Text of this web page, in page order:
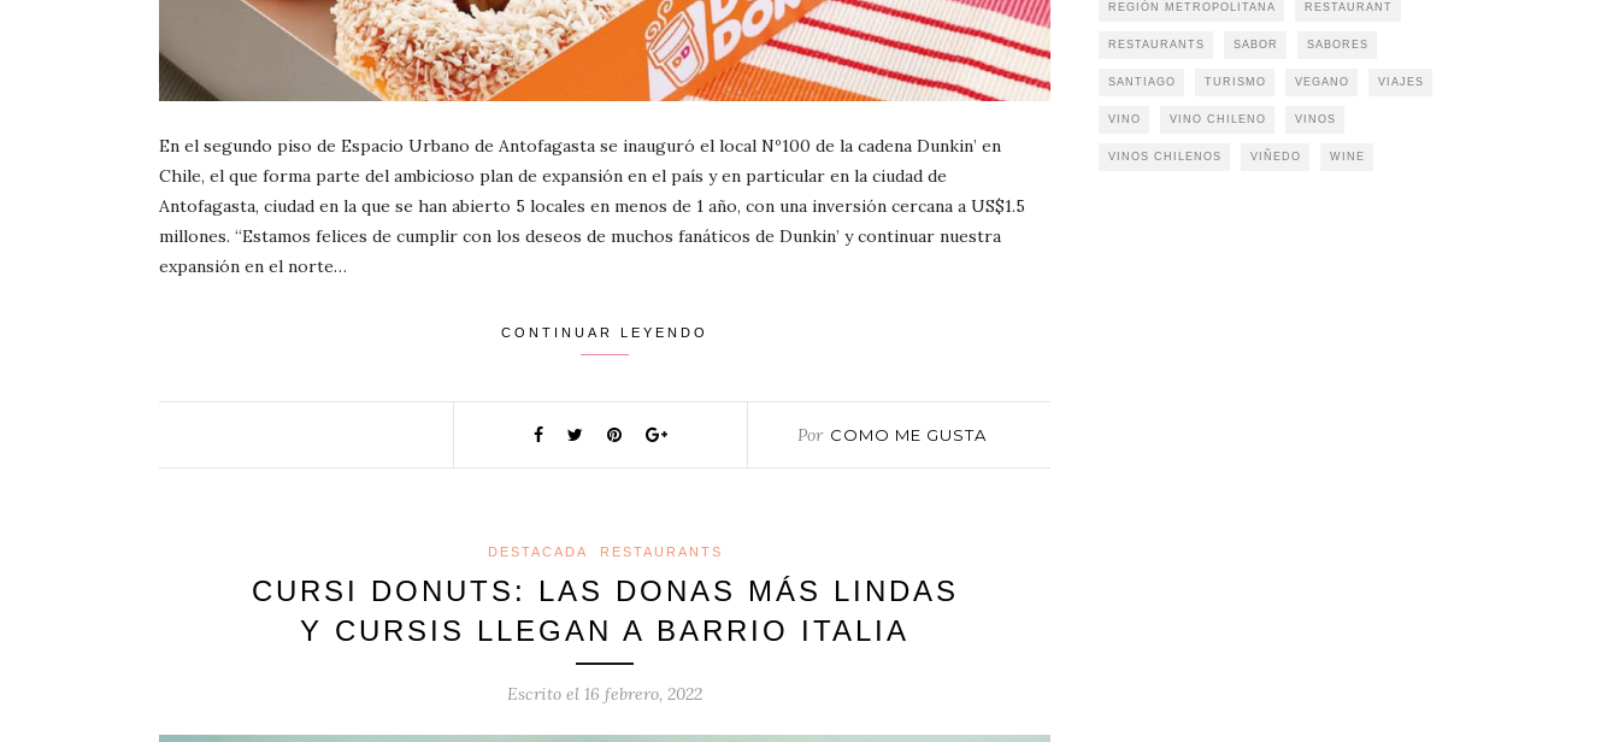
En el segundo piso de Espacio Urbano de Antofagasta se inauguró el local Nº100 de la cadena Dunkin’ en
Chile, el que forma parte del ambicioso plan de expansión en el país y en particular en la ciudad de
Antofagasta, ciudad en la que se han abierto 5 locales en menos de 1 año, con una inversión cercana a US$1.5
millones. “Estamos felices de cumplir con los deseos de muchos fanáticos de Dunkin’ y continuar nuestra
expansión en el norte…
CONTINUAR LEYENDO
Por COMO ME GUSTA
DESTACADA RESTAURANTS
CURSI DONUTS: LAS DONAS MÁS LINDAS
Y CURSIS LLEGAN A BARRIO ITALIA
Escrito el 16 febrero, 2022
REGIÓN METROPOLITANA RESTAURANT
RESTAURANTS SABOR SABORES
SANTIAGO TURISMO VEGANO VIAJES
VINO VINO CHILENO VINOS
VINOS CHILENOS VIÑEDO WINE